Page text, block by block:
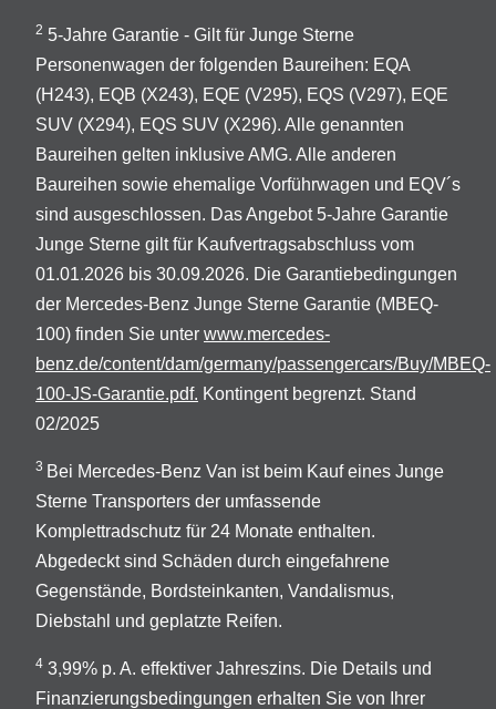
2 5-Jahre Garantie - Gilt für Junge Sterne
Personenwagen der folgenden Baureihen: EQA
(H243), EQB (X243), EQE (V295), EQS (V297), EQE
SUV (X294), EQS SUV (X296). Alle genannten
Baureihen gelten inklusive AMG. Alle anderen
Baureihen sowie ehemalige Vorführwagen und EQV´s
sind ausgeschlossen. Das Angebot 5-Jahre Garantie
Junge Sterne gilt für Kaufvertragsabschluss vom
01.01.2026 bis 30.09.2026. Die Garantiebedingungen
der Mercedes-Benz Junge Sterne Garantie (MBEQ-
100) finden Sie unter www.mercedes-
benz.de/content/dam/germany/passengercars/Buy/MBEQ-
100-JS-Garantie.pdf. Kontingent begrenzt. Stand
02/2025
3 Bei Mercedes-Benz Van ist beim Kauf eines Junge
Sterne Transporters der umfassende
Komplettradschutz für 24 Monate enthalten.
Abgedeckt sind Schäden durch eingefahrene
Gegenstände, Bordsteinkanten, Vandalismus,
Diebstahl und geplatzte Reifen.
4 3,99% p. A. effektiver Jahreszins. Die Details und
Finanzierungsbedingungen erhalten Sie von Ihrer